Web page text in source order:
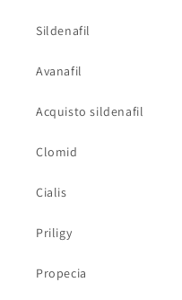
Sildenafil
Avanafil
Acquisto sildenafil
Clomid
Cialis
Priligy
Propecia